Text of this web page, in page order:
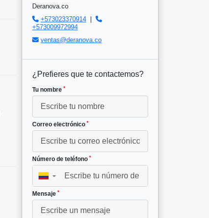
Deranova.co
+573023370914
+573009972994
ventas@deranova.co
¿Prefieres que te contactemos?
Tu nombre *
Correo electrónico *
Número de teléfono *
▼
Mensaje *